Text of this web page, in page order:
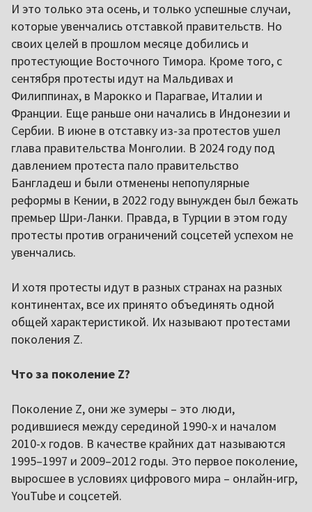
И это только эта осень, и только успешные случаи,
которые увенчались отставкой правительств. Но
своих целей в прошлом месяце добились и
протестующие Восточного Тимора. Кроме того, с
сентября протесты идут на Мальдивах и
Филиппинах, в Марокко и Парагвае, Италии и
Франции. Еще раньше они начались в Индонезии и
Сербии. В июне в отставку из-за протестов ушел
глава правительства Монголии. В 2024 году под
давлением протеста пало правительство
Бангладеш и были отменены непопулярные
реформы в Кении, в 2022 году вынужден был бежать
премьер Шри-Ланки. Правда, в Турции в этом году
протесты против ограничений соцсетей успехом не
увенчались.
И хотя протесты идут в разных странах на разных
континентах, все их принято объединять одной
общей характеристикой. Их называют протестами
поколения Z.
Что за поколение Z?
Поколение Z, они же зумеры – это люди,
родившиеся между серединой 1990-х и началом
2010-х годов. В качестве крайних дат называются
1995–1997 и 2009–2012 годы. Это первое поколение,
выросшее в условиях цифрового мира – онлайн-игр,
YouTube и соцсетей.